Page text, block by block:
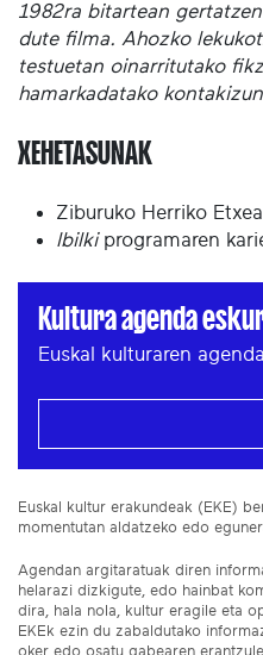
1982ra bitartean
dute filma. Ahozko
testuetan oinarritutako
hamarkadatako
XEHETASUNAK
Ziburuko Herriko
Ibilkiprogramaren
Kultura agenda
Euskal kulturaren
Euskal kultur erakundeak (EKE)
momentutan aldatzeko edo
Agendan argitaratuak diren
helarazi dizkigute, edo hainbat
dira, hala nola, kultur eragile eta
EKEk ezin du zabaldutako